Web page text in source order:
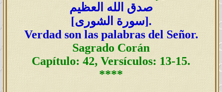
صدق الله العظيم
[سورة الشورى].
Verdad son las palabras del Señor.
Sagrado Corán
Capítulo: 42, Versículos: 13-15.
****